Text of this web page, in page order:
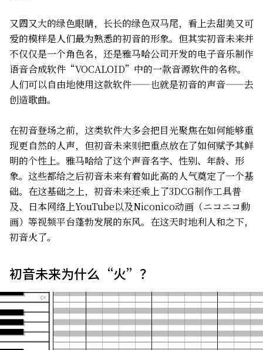
又圆又大的绿色眼睛，长长的绿色双马尾，看上去甜美又可
爱的模样是人们最为熟悉的初音的形象。但其实初音未来并
不仅仅是一个角色名，还是雅马哈公司开发的电子音乐制作
语音合成软件“VOCALOID”中的一款音源软件的名称。
人们可以自由地使用这款软件——也就是初音的声音——去
创造歌曲。
在初音登场之前，这类软件大多会把目光聚焦在如何能够重
现更自然的人声，但初音未来则把重点放在了如何赋予其鲜
明的个性上。雅马哈给了这个声音名字、性别、年龄、形
象。这些都给之后初音未来有着如此高的人气奠定了一个基
础。在这基础之上，初音未来还乘上了3DCG制作工具普
及、日本网络上YouTube以及Niconico动画（ニコニコ動
画）等视频平台蓬勃发展的东风。在这天时地利人和之下，
初音火了。
初音未来为什么“火”？